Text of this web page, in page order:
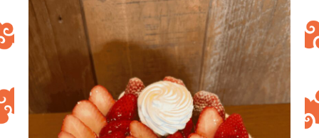
ネット販売はこちら
お問い合わせ